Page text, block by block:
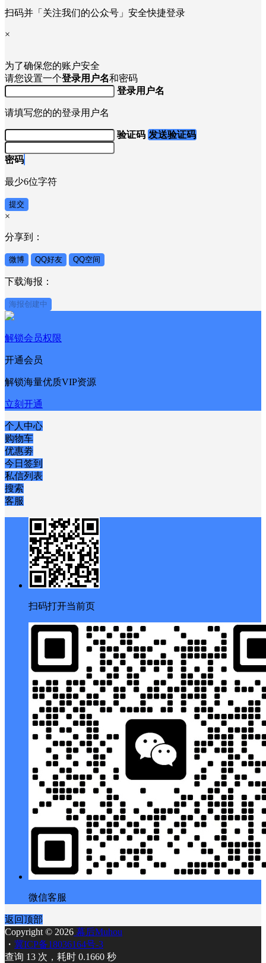
扫码并「关注我们的公众号」安全快捷登录
×
为了确保您的账户安全
请您设置一个登录用户名和密码
登录用户名
请填写您的的登录用户名
验证码 发送验证码
密码
最少6位字符
提交
×
分享到：
微博 QQ好友 QQ空间
下载海报：
海报创建中
解锁会员权限
开通会员
解锁海量优质VIP资源
立刻开通
个人中心
购物车
优惠劵
今日签到
私信列表
搜索
客服
扫码打开当前页
微信客服
返回顶部
Copyright © 2026 幕后Muhou
・ 冀ICP备18036164号-3
查询 13 次，耗时 0.1660 秒